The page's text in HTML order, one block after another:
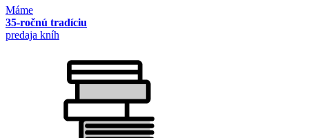
Máme
35-ročnú tradíciu
predaja kníh